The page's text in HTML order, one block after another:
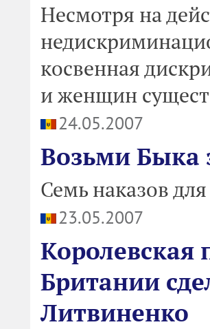
Несмотря на
косвенная
и женщин
24.05.2007
Возьми Быка
Семь наказов
23.05.2007
Королевская
Британии
Литвиненко